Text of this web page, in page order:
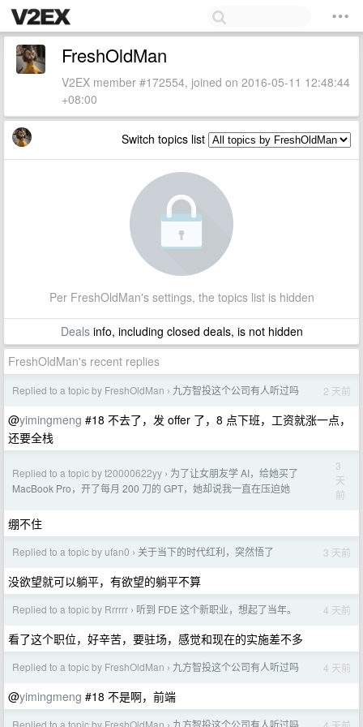
FreshOldMan
V2EX member #172554, joined on 2016-05-11 12:48:44
+08:00
Switch topics list
Per FreshOldMan's settings, the topics list is hidden
Dealsinfo, including closed deals, is not hidden
FreshOldMan's recent replies
Replied to a topic by FreshOldMan › 九方智投这个公司有人听过吗 2 天前
@yimingmeng #18 不去了，发 offer 了，8 点下班，工资就涨一点，
还要全栈
Replied to a topic by t20000622yy › 为了让女朋友学 AI，给她买了
MacBook Pro，开了每月 200 刀的 GPT，她却说我一直在压迫她
3
天
前
绷不住
Replied to a topic by ufan0 › 关于当下的时代红利，突然悟了 3 天前
没欲望就可以躺平，有欲望的躺平不算
Replied to a topic by Rrrrrr › 听到 FDE 这个新职业，想起了当年。 4 天前
看了这个职位，好辛苦，要驻场，感觉和现在的实施差不多
Replied to a topic by FreshOldMan › 九方智投这个公司有人听过吗 4 天前
@yimingmeng #18 不是啊，前端
Replied to a topic by FreshOldMan 九方智投这个公司有人听过吗